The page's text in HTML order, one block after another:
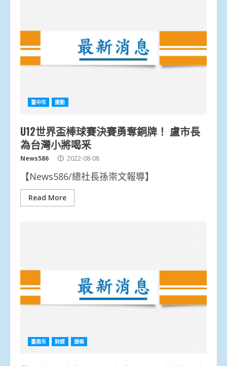
臺中市 運動
U12世界盃棒球賽決賽勇奪銅牌！ 盧市長
為台灣小將喝釆
News586 2022-08-08
【News586/總社長孫崇文報導】
Read More
臺南市 財經 頭條